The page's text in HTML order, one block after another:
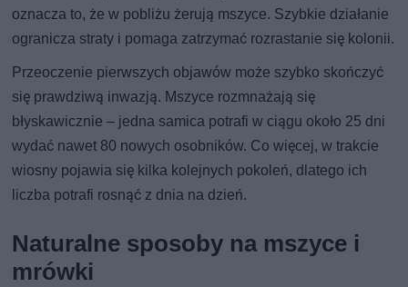
oznacza to, że w pobliżu żerują mszyce. Szybkie działanie
ogranicza straty i pomaga zatrzymać rozrastanie się kolonii.
Przeoczenie pierwszych objawów może szybko skończyć
się prawdziwą inwazją. Mszyce rozmnażają się
błyskawicznie – jedna samica potrafi w ciągu około 25 dni
wydać nawet 80 nowych osobników. Co więcej, w trakcie
wiosny pojawia się kilka kolejnych pokoleń, dlatego ich
liczba potrafi rosnąć z dnia na dzień.
Naturalne sposoby na mszyce i
mrówki